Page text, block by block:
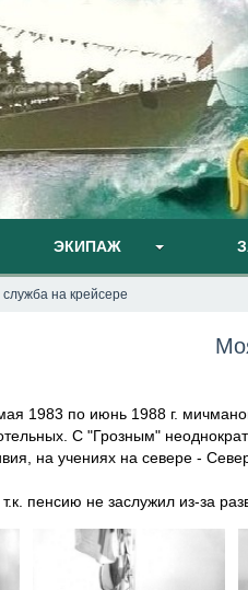
ЭКИПАЖ
на крейсере
1983 по июнь 1988 г.
С "Грозным"
на учениях на севере -
пенсию не заслужил из-за